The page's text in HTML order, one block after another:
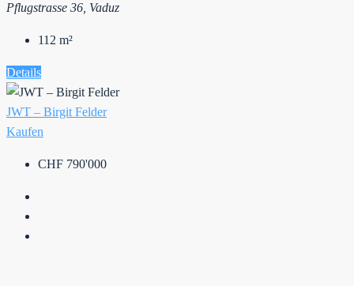
Pflugstrasse 36, Vaduz
112 m²
Details
JWT – Birgit Felder
Kaufen
CHF 790'000